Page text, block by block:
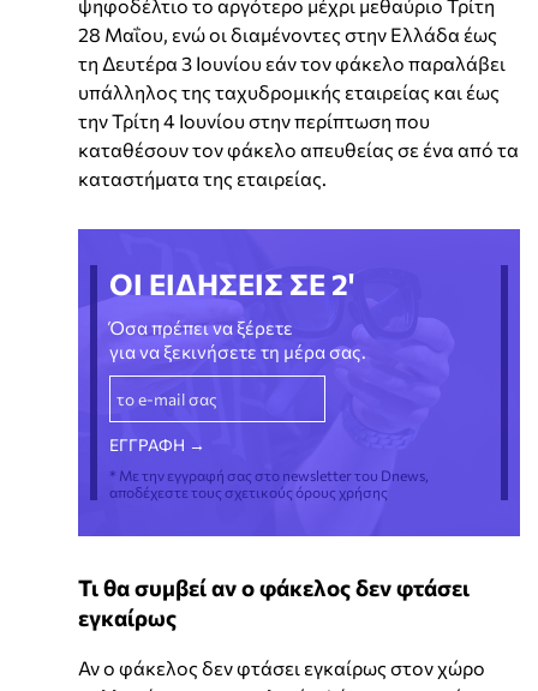
ψηφοδέλτιο το αργότερο μέχρι μεθαύριο Τρίτη
28 Μαΐου, ενώ οι διαμένοντες στην Ελλάδα έως
τη Δευτέρα 3 Ιουνίου εάν τον φάκελο παραλάβει
υπάλληλος της ταχυδρομικής εταιρείας και έως
την Τρίτη 4 Ιουνίου στην περίπτωση που
καταθέσουν τον φάκελο απευθείας σε ένα από τα
καταστήματα της εταιρείας.
ΟΙ ΕΙΔΗΣΕΙΣ ΣΕ 2'
Όσα πρέπει να ξέρετε
για να ξεκινήσετε τη μέρα σας.
* Με την εγγραφή σας στο newsletter του Dnews,
αποδέχεστε τους σχετικούς όρους χρήσης
Τι θα συμβεί αν ο φάκελος δεν φτάσει
εγκαίρως
Αν ο φάκελος δεν φτάσει εγκαίρως στον χώρο